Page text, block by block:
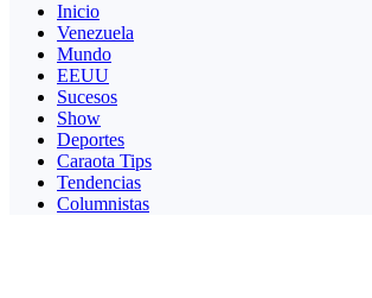
Inicio
Venezuela
Mundo
EEUU
Sucesos
Show
Deportes
Caraota Tips
Tendencias
Columnistas